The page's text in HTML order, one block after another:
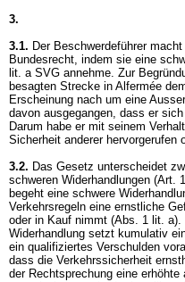
3.
3.1. Der Beschwerdeführer
Bundesrecht, indem sie eine
lit. a SVG annehme. Zur
besagten Strecke in Alfermée
Erscheinung nach um eine
davon ausgegangen, dass er
Darum habe er mit seinem
Sicherheit anderer hervorgerufen
3.2. Das Gesetz unterscheidet
schweren Widerhandlungen (Art.
begeht eine schwere
Verkehrsregeln eine ernstliche
oder in Kauf nimmt (Abs. 1 lit. a).
Widerhandlung setzt kumulativ
ein qualifiziertes Verschulden
dass die Verkehrssicherheit
der Rechtsprechung eine